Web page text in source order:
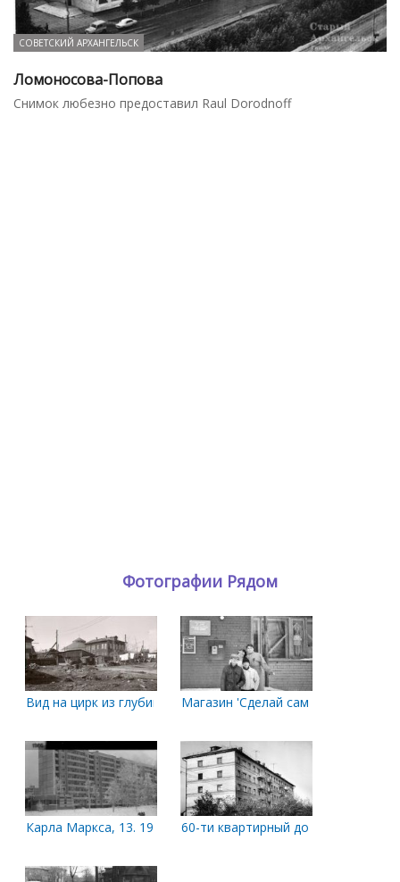
СОВЕТСКИЙ АРХАНГЕЛЬСК
Ломоносова-Попова
Снимок любезно предоставил Raul Dorodnoff
Фотографии Рядом
Вид на цирк из глубины кварталаМагазин 'Сделай сам'
Карла Маркса, 13. 1986 год60-ти квартирный дом для